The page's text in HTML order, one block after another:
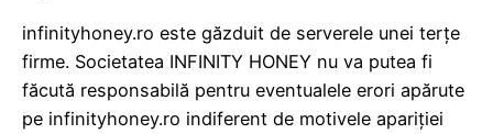
infinityhoney.ro este găzduit de serverele unei terțe
firme. Societatea INFINITY HONEY nu va putea fi
făcută responsabilă pentru eventualele erori apărute
pe infinityhoney.ro indiferent de motivele apariției